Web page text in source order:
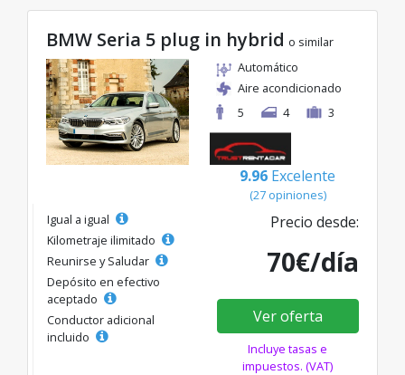
BMW Seria 5 plug in hybrid o similar
Automático
Aire acondicionado
5
4 3
9.96 Excelente
(27 opiniones)
Igual a igual
Kilometraje ilimitado
Reunirse y Saludar
Depósito en efectivo
aceptado
Conductor adicional
incluido
Precio desde:
70€/día
Ver oferta
Incluye tasas e
impuestos. (VAT)